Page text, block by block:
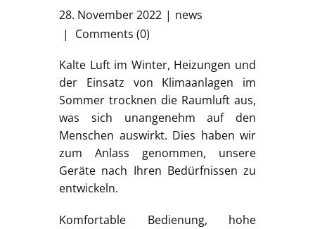
28. November 2022
news
Comments (0)
Kalte Luft im Winter, Heizungen und
der Einsatz von Klimaanlagen im
Sommer trocknen die Raumluft aus,
was sich unangenehm auf den
Menschen auswirkt. Dies haben wir
zum Anlass genommen, unsere
Geräte nach Ihren Bedürfnissen zu
entwickeln.
Komfortable Bedienung, hohe